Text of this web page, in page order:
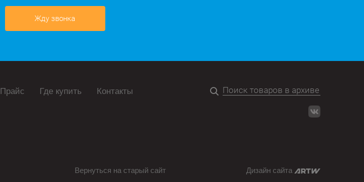
Жду звонка
Прайс Где купить Контакты
Вернуться на старый сайт Дизайн сайта